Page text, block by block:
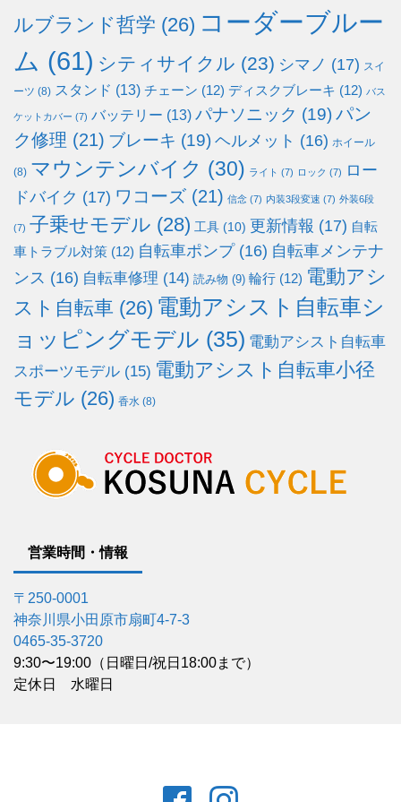
ルブランド哲学 (26) コーダーブルー
ム (61) シティサイクル (23) シマノ (17) スイ
ーツ (8) スタンド (13) チェーン (12) ディスクブレーキ (12) バス
ケットカバー (7) バッテリー (13) パナソニック (19)パン
ク修理 (21) ブレーキ (19) ヘルメット (16) ホイール
(8) マウンテンバイク (30) ライト (7) ロック (7)
ロー
ドバイク (17) ワコーズ (21) 信念 (7) 内装3段変速 (7) 外装6段
(7) 子乗せモデル (28) 工具 (10) 更新情報 (17) 自転
車トラブル対策 (12) 自転車ポンプ(16) 自転車メンテナ
ンス (16) 自転車修理 (14) 読み物 (9) 輪行 (12) 電動アシ
スト自転車 (26) 電動アシスト自転車シ
ョッピングモデル (35) 電動アシスト自転車
スポーツモデル (15) 電動アシスト自転車小径
モデル (26) 香水 (8)
営業時間・情報
〒250-0001
神奈川県小田原市扇町4-7-3
0465-35-3720
9:30〜19:00（日曜日/祝日18:00まで）
定休日 水曜日